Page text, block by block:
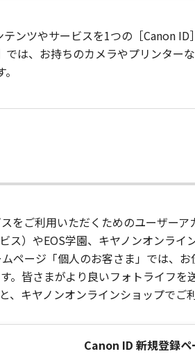
ンツやサービスを1つの［Canon ID
は、お持ちのカメラやプリンター
をご利用いただくためのユーザー
ス）やEOS学園、キヤノンオンラ
ページ「個人のお客さま」では、
。皆さまがより良いフォトライフ
キヤノンオンラインショップでご
Canon ID 新規登録ペ